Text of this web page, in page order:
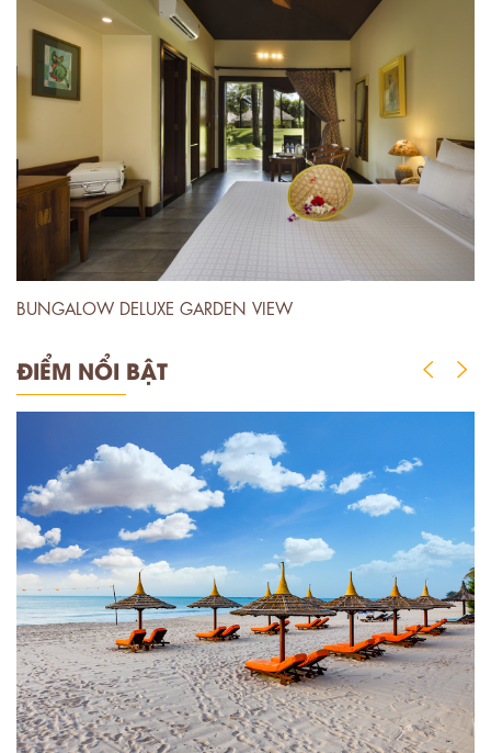
BUNGALOW DELUXE GARDEN VIEW
ĐIỂM NỔI BẬT